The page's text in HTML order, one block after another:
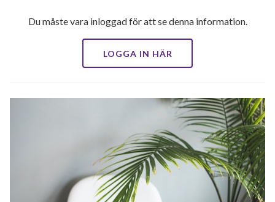
Du måste vara inloggad för att se denna information.
LOGGA IN HÄR